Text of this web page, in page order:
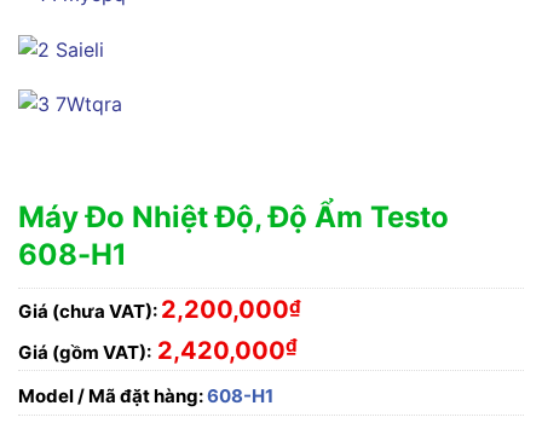
Máy Đo Nhiệt Độ, Độ Ẩm Testo
608-H1
Giá (chưa VAT): 2,200,000₫
Giá (gồm VAT): 2,420,000₫
Model / Mã đặt hàng:608-H1